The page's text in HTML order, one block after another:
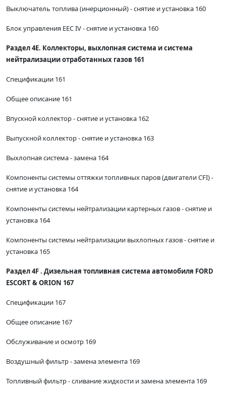
Выключатель топлива (инерционный) - снятие и установка 160
Блок управления EEC IV - снятие и установка 160
Раздел 4Е. Коллекторы, выхлопная система и система
нейтрализации отработанных газов 161
Спецификации 161
Общее описание 161
Впускной коллектор - снятие и установка 162
Выпускной коллектор - снятие и установка 163
Выхлопная система - замена 164
Компоненты системы оттяжки топливных паров (двигатели CFI) -
снятие и установка 164
Компоненты системы нейтрализации картерных газов - снятие и
установка 164
Компоненты системы нейтрализации выхлопных газов - снятие и
установка 165
Раздел 4F . Дизельная топливная система автомобиля FORD
ESCORT & ORION 167
Спецификации 167
Общее описание 167
Обслуживание и осмотр 169
Воздушный фильтр - замена элемента 169
Топливный фильтр - сливание жидкости и замена элемента 169